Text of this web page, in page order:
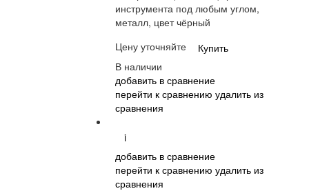
инструмента под любым углом,
металл, цвет чёрный
Цену уточняйте
Купить
В наличии
добавить в сравнение
перейти к сравнению удалить из
сравнения
i
добавить в сравнение
перейти к сравнению удалить из
сравнения